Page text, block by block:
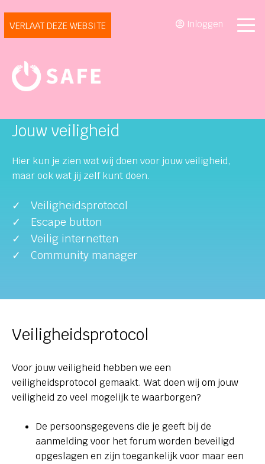
VERLAAT DEZE WEBSITE Inloggen
Jouw veiligheid
Hier kun je zien wat wij doen voor jouw veiligheid,
maar ook wat jij zelf kunt doen.
Veiligheidsprotocol
Escape button
Veilig internetten
Community manager
Veiligheidsprotocol
Voor jouw veiligheid hebben we een
veiligheidsprotocol gemaakt. Wat doen wij om jouw
veiligheid zo veel mogelijk te waarborgen?
De persoonsgegevens die je geeft bij de
aanmelding voor het forum worden beveiligd
opgeslagen en zijn toegankelijk voor maar een